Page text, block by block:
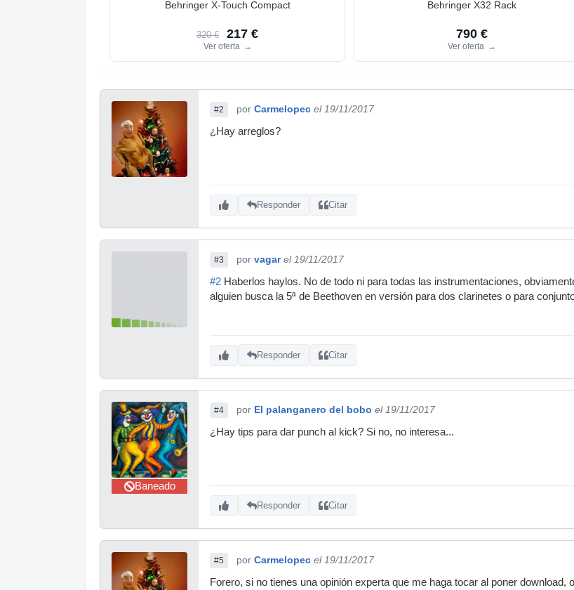
Behringer X-Touch Compact
320 € 217 €
Ver oferta →
Behringer X32 Rack
790 €
Ver oferta →
#2 por Carmelopec el 19/11/2017
¿Hay arreglos?
Responder Citar
#3 por vagar el 19/11/2017
#2 Haberlos haylos. No de todo ni para todas las instrumentaciones,
alguien busca la 5ª de Beethoven en versión para dos clarinetes o para
Responder Citar
Baneado
#4 por El palanganero del bobo el 19/11/2017
¿Hay tips para dar punch al kick? Si no, no interesa...
Responder Citar
#5 por Carmelopec el 19/11/2017
Forero, si no tienes una opinión experta que me haga tocar al poner download,